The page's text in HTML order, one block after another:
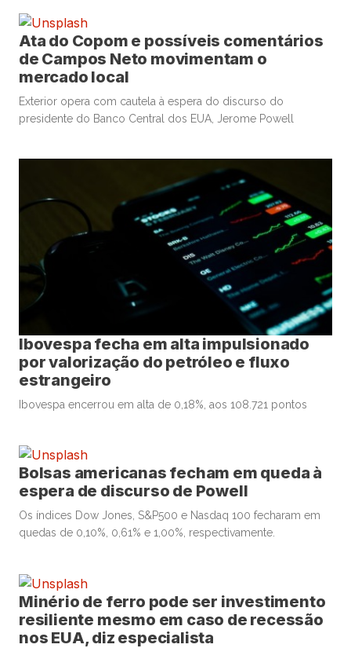
Ata do Copom e possíveis comentários
de Campos Neto movimentam o
mercado local
Exterior opera com cautela à espera do discurso do
presidente do Banco Central dos EUA, Jerome Powell
Ibovespa fecha em alta impulsionado
por valorização do petróleo e fluxo
estrangeiro
Ibovespa encerrou em alta de 0,18%, aos 108.721 pontos
Bolsas americanas fecham em queda à
espera de discurso de Powell
Os índices Dow Jones, S&P500 e Nasdaq 100 fecharam em
quedas de 0,10%, 0,61% e 1,00%, respectivamente.
Minério de ferro pode ser investimento
resiliente mesmo em caso de recessão
nos EUA, diz especialista